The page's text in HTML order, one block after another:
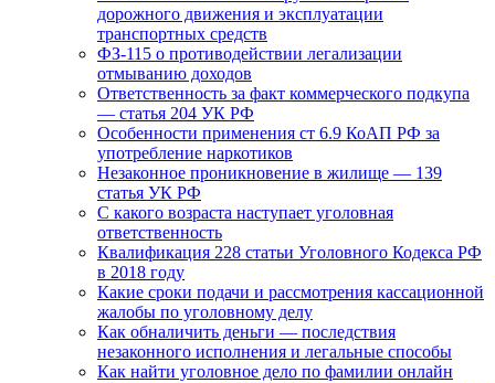
дорожного движения и эксплуатации
транспортных средств
ФЗ-115 о противодействии легализации
отмыванию доходов
Ответственность за факт коммерческого подкупа
— статья 204 УК РФ
Особенности применения ст 6.9 КоАП РФ за
употребление наркотиков
Незаконное проникновение в жилище — 139
статья УК РФ
С какого возраста наступает уголовная
ответственность
Квалификация 228 статьи Уголовного Кодекса РФ
в 2018 году
Какие сроки подачи и рассмотрения кассационной
жалобы по уголовному делу
Как обналичить деньги — последствия
незаконного исполнения и легальные способы
Как найти уголовное дело по фамилии онлайн